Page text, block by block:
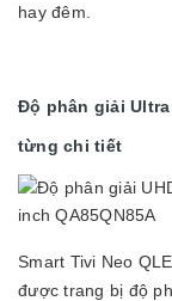
hay đêm.
Độ phân giải
từng chi tiết
Smart Tivi Neo
được trang bị độ